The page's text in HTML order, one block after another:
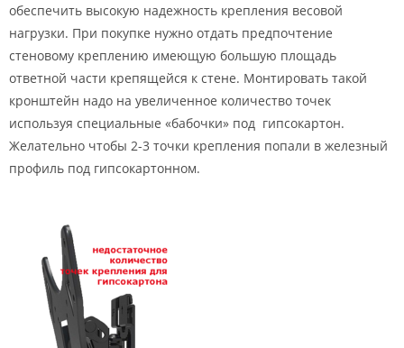
обеспечить высокую надежность крепления весовой
нагрузки. При покупке нужно отдать предпочтение
стеновому креплению имеющую большую площадь
ответной части крепящейся к стене. Монтировать такой
кронштейн надо на увеличенное количество точек
используя специальные «бабочки» под гипсокартон.
Желательно чтобы 2-3 точки крепления попали в железный
профиль под гипсокартонном.